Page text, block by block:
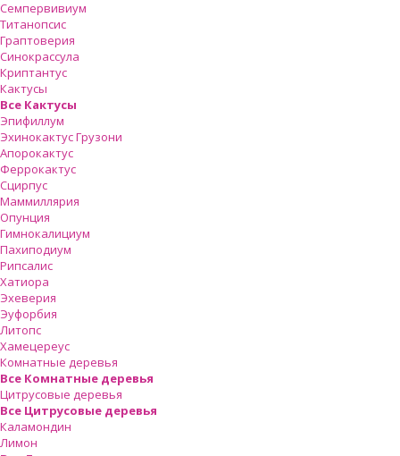
Семпервивиум
Титанопсис
Граптоверия
Синокрассула
Криптантус
Кактусы
Все Кактусы
Эпифиллум
Эхинокактус Грузони
Апорокактус
Феррокактус
Сцирпус
Маммиллярия
Опунция
Гимнокалициум
Пахиподиум
Рипсалис
Хатиора
Эхеверия
Эуфорбия
Литопс
Хамецереус
Комнатные деревья
Все Комнатные деревья
Цитрусовые деревья
Все Цитрусовые деревья
Каламондин
Лимон